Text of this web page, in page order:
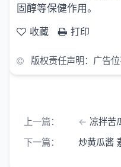
固醇等保健作用。
收藏
打印
版权责任声明：广告
上一篇：
凉拌苦
下一篇：
炒黄瓜酱